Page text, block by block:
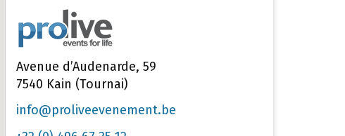
Avenue d’Audenarde, 59
7540 Kain (Tournai)
info@proliveevenement.be